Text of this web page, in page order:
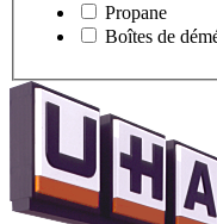
Propane
Boîtes de